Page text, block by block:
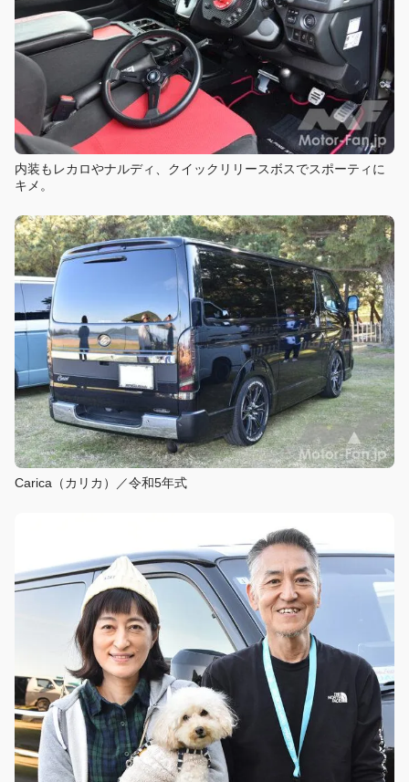
内装もレカロやナルディ、クイックリリースボスでスポーティに
キメ。
Carica（カリカ）／令和5年式